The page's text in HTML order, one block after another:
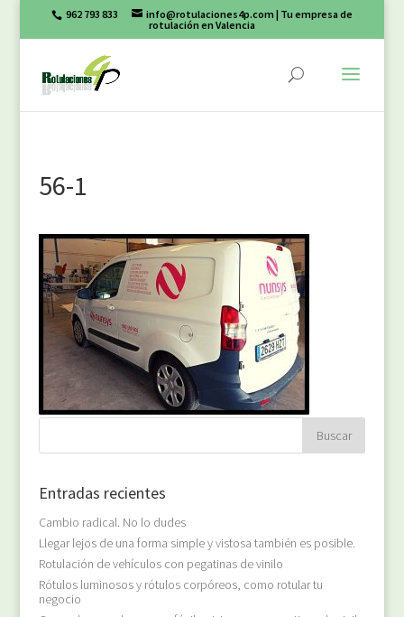
962 793 833 info@rotulaciones4p.com | Tu empresa de
rotulación en Valencia
56-1
Entradas recientes
Cambio radical. No lo dudes
Llegar lejos de una forma simple y vistosa también es posible.
Rotulación de vehículos con pegatinas de vinilo
Rótulos luminosos y rótulos corpóreos, como rotular tu
negocio